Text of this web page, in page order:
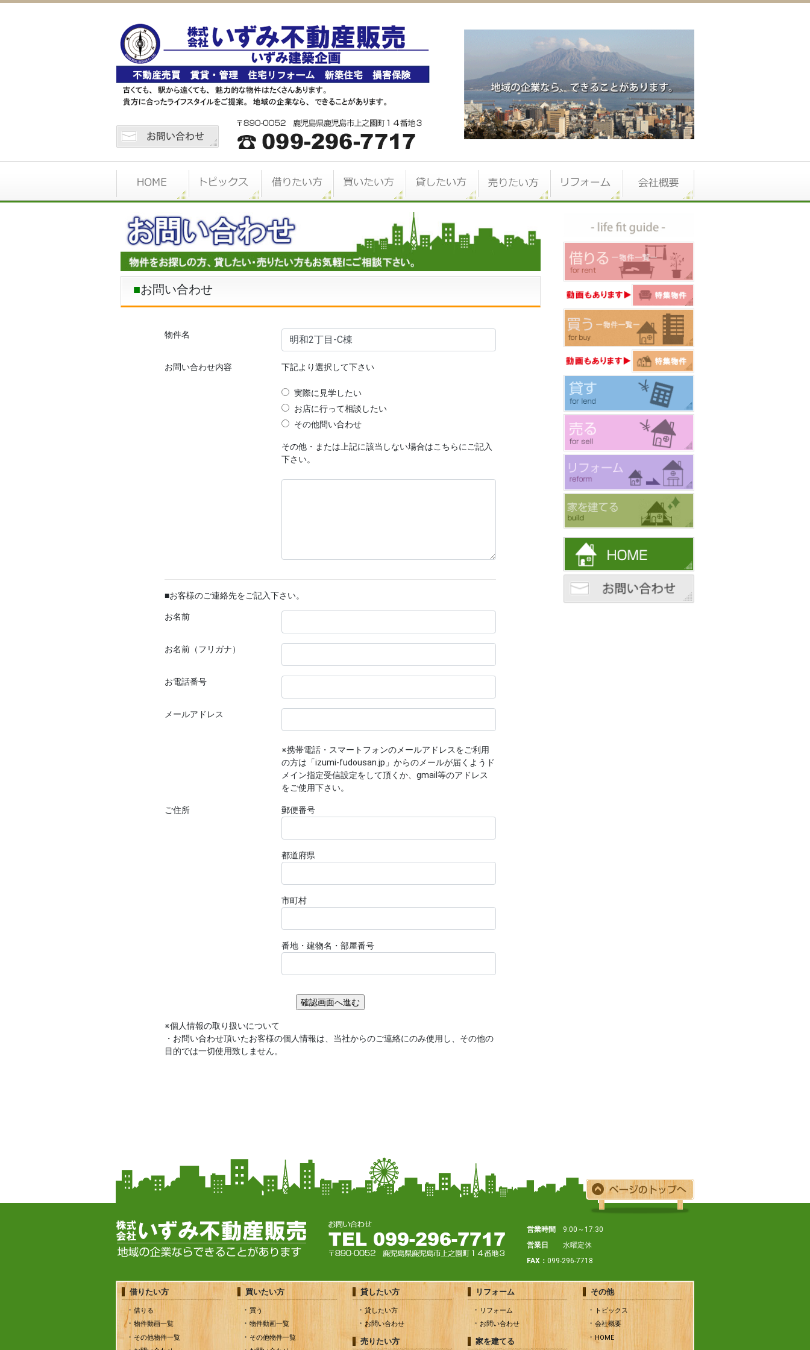
お問い合わせ
物件名
お問い合わせ内容 下記より選択して下さい
実際に見学したい
お店に行って相談したい
その他問い合わせ
その他・または上記に該当しない場合はこちらにご記入
下さい。
■お客様のご連絡先をご記入下さい。
お名前
お名前（フリガナ）
お電話番号
メールアドレス
※携帯電話・スマートフォンのメールアドレスをご利用
の方は「izumi-fudousan.jp」からのメールが届くようド
メイン指定受信設定をして頂くか、gmail等のアドレス
をご使用下さい。
ご住所 郵便番号
都道府県
市町村
番地・建物名・部屋番号
※個人情報の取り扱いについて
・お問い合わせ頂いたお客様の個人情報は、当社からのご連絡にのみ使用し、その他の
目的では一切使用致しません。
営業時間
9:00～17:30
営業日
水曜定休
FAX： 099-296-7718
借りたい方
借りる
物件動画一覧
その他物件一覧
買いたい方
買う
物件動画一覧
その他物件一覧
貸したい方
貸したい方
お問い合わせ
売りたい方
リフォーム
リフォーム
お問い合わせ
家を建てる
その他
トピックス
会社概要
HOME